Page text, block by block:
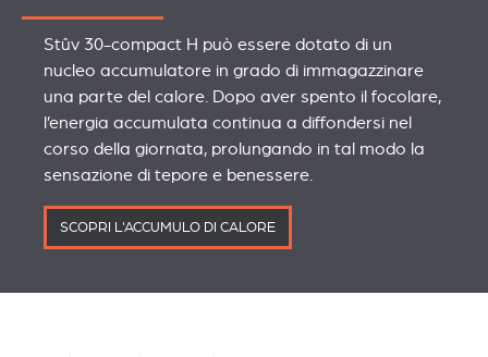
Stûv 30-compact H può essere dotato di un
nucleo accumulatore in grado di immagazzinare
una parte del calore. Dopo aver spento il focolare,
l’energia accumulata continua a diffondersi nel
corso della giornata, prolungando in tal modo la
sensazione di tepore e benessere.
SCOPRI L'ACCUMULO DI CALORE